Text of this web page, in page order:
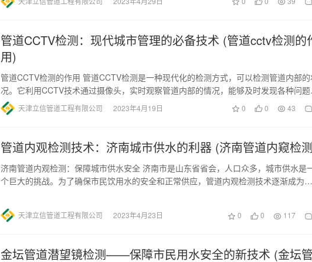
管道CCTV检测：现代城市管理的必备技术 (管道cctv检测的
用)
管道CCTV检测的作用 管道CCTV检测是一种现代化的检测方式，可以检测管道内部的
况。它利用CCTV技术通过摄像头，实时观察管道内部的情况，能够及时发现各种问题
包括管道破裂、堵…
天津立信管道工程有限公司 2023年4月19日 0 0 43
管道内观检测技术：济南城市供水的利器 (济南管道内窥检
济南管道内观检测：保障城市供水安全 济南市是山东省省会，人口众多，城市供水是
个巨大的挑战。为了确保市民饮用水的安全和正常供应，管道内观检测技术逐渐成为一
天津立信管道工程有限公司 2023年4月23日 0 0 117
金坛管道潜望镜检测——保障市民用水安全的新技术 (金坛管